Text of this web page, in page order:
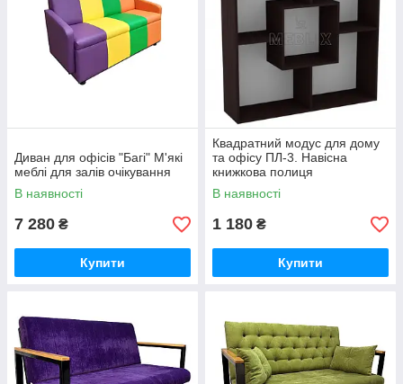
Диван для офісів "Багі" М'які
меблі для залів очікування
В наявності
7 280 ₴
Купити
Квадратний модус для дому
та офісу ПЛ-3. Навісна
книжкова полиця
В наявності
1 180 ₴
Купити